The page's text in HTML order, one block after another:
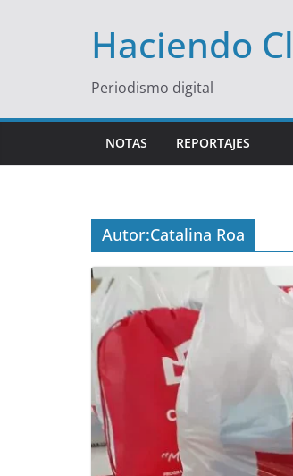
Haciendo
Periodismo digital
NOTAS REPORTAJES
Autor:Catalina Roa